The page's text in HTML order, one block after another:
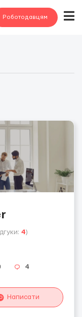
Роботодавцям
4)
4
Написати